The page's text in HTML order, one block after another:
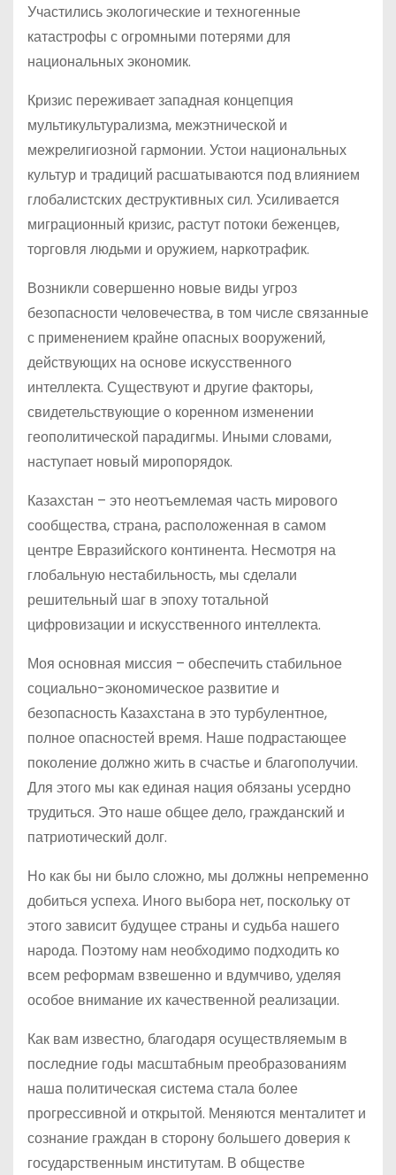
Участились экологические и техногенные
катастрофы с огромными потерями для
национальных экономик.
Кризис переживает западная концепция
мультикультурализма, межэтнической и
межрелигиозной гармонии. Устои национальных
культур и традиций расшатываются под влиянием
глобалистских деструктивных сил. Усиливается
миграционный кризис, растут потоки беженцев,
торговля людьми и оружием, наркотрафик.
Возникли совершенно новые виды угроз
безопасности человечества, в том числе связанные
с применением крайне опасных вооружений,
действующих на основе искусственного
интеллекта. Существуют и другие факторы,
свидетельствующие о коренном изменении
геополитической парадигмы. Иными словами,
наступает новый миропорядок.
Казахстан – это неотъемлемая часть мирового
сообщества, страна, расположенная в самом
центре Евразийского континента. Несмотря на
глобальную нестабильность, мы сделали
решительный шаг в эпоху тотальной
цифровизации и искусственного интеллекта.
Моя основная миссия – обеспечить стабильное
социально-экономическое развитие и
безопасность Казахстана в это турбулентное,
полное опасностей время. Наше подрастающее
поколение должно жить в счастье и благополучии.
Для этого мы как единая нация обязаны усердно
трудиться. Это наше общее дело, гражданский и
патриотический долг.
Но как бы ни было сложно, мы должны непременно
добиться успеха. Иного выбора нет, поскольку от
этого зависит будущее страны и судьба нашего
народа. Поэтому нам необходимо подходить ко
всем реформам взвешенно и вдумчиво, уделяя
особое внимание их качественной реализации.
Как вам известно, благодаря осуществляемым в
последние годы масштабным преобразованиям
наша политическая система стала более
прогрессивной и открытой. Меняются менталитет и
сознание граждан в сторону большего доверия к
государственным институтам. В обществе